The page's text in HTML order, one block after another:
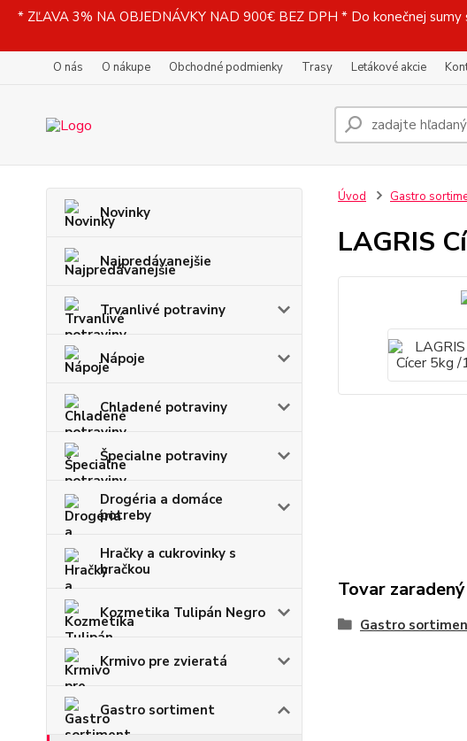
* ZĽAVA 3% NA OBJEDNÁVKY NAD 900€ BEZ DPH * Do konečnej
O nás O nákupe Obchodné podmienky Trasy Letákové akcie
Novinky
Najpredávanejšie
Trvanlivé potraviny
Nápoje
Chladené potraviny
Špecialne potraviny
Drogéria a domáce
potreby
Hračky a cukrovinky s
hračkou
Kozmetika Tulipán Negro
Krmivo pre zvieratá
Gastro sortiment
Úvod Gastro
LAGRIS
Tovar
Gastro